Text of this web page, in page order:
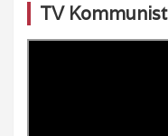
TV Kommunist